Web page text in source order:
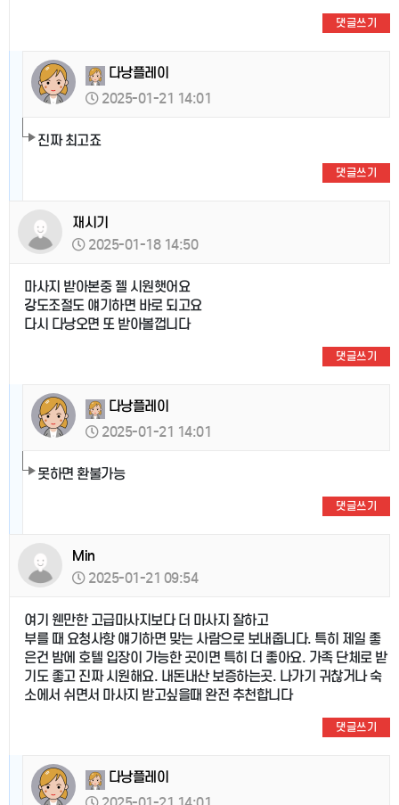
댓글쓰기
다낭플레이
2025-01-21 14:01
진짜 최고죠
댓글쓰기
재시기
2025-01-18 14:50
마사지 받아본중 젤 시원햇어요
강도조절도 얘기하면 바로 되고요
다시 다낭오면 또 받아볼껍니다
댓글쓰기
다낭플레이
2025-01-21 14:01
못하면 환불가능
댓글쓰기
Min
2025-01-21 09:54
여기 웬만한 고급마사지보다 더 마사지 잘하고
부를 때 요청사항 얘기하면 맞는 사람으로 보내줍니다. 특히 제일 좋
은건 밤에 호텔 입장이 가능한 곳이면 특히 더 좋아요. 가족 단체로 받
기도 좋고 진짜 시원해요. 내돈내산 보증하는곳. 나가기 귀찮거나 숙
소에서 쉬면서 마사지 받고싶을때 완전 추천합니다
댓글쓰기
다낭플레이